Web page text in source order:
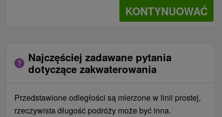
KONTYNUOWAĆ
Najczęściej zadawane pytania
dotyczące zakwaterowania
Przedstawione odległości są mierzone w linii prostej,
rzeczywista długość podróży może być inna.